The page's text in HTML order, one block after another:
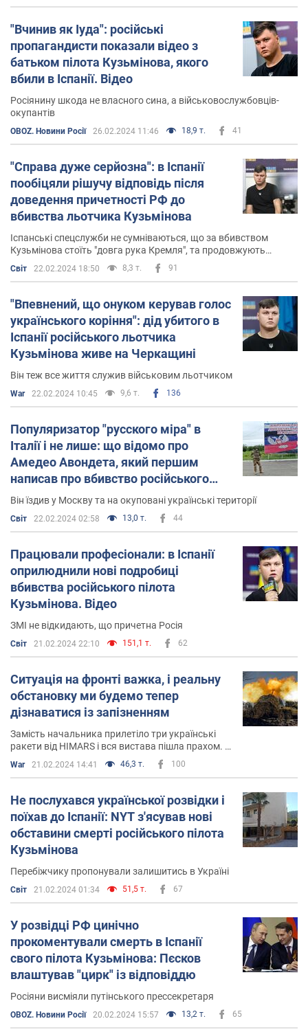
"Вчинив як Іуда": російські
пропагандисти показали відео з
батьком пілота Кузьмінова, якого
вбили в Іспанії. Відео
Росіянину шкода не власного сина, а військовослужбовців-
окупантів
OBOZ. Новини Росії 26.02.2024 11:46 18,9 т. 41
"Справа дуже серйозна": в Іспанії
пообіцяли рішучу відповідь після
доведення причетності РФ до
вбивства льотчика Кузьмінова
Іспанські спецслужби не сумніваються, що за вбивством
Кузьмінова стоїть "довга рука Кремля", та продовжують
шукати докази цього
Світ 22.02.2024 18:50 8,3 т. 91
"Впевнений, що онуком керував голос
українського коріння": дід убитого в
Іспанії російського льотчика
Кузьмінова живе на Черкащині
Він теж все життя служив військовим льотчиком
War 22.02.2024 10:45 9,6 т. 136
Популяризатор "русского міра" в
Італії і не лише: що відомо про
Амедео Авондета, який першим
написав про вбивство російського
пілота Кузьмінова
Він їздив у Москву та на окуповані українські території
Світ 22.02.2024 02:58 13,0 т. 44
Працювали професіонали: в Іспанії
оприлюднили нові подробиці
вбивства російського пілота
Кузьмінова. Відео
ЗМІ не відкидають, що причетна Росія
Світ 21.02.2024 22:10 151,1 т. 62
Ситуація на фронті важка, і реальну
обстановку ми будемо тепер
дізнаватися із запізненням
Замість начальника прилетіло три українські
ракети від HIMARS і вся вистава пішла прахом. В
результаті 65 трупів російських
військовослужбовців, не рахуючи поранених
War 21.02.2024 14:41 46,3 т. 100
Не послухався української розвідки і
поїхав до Іспанії: NYT з'ясував нові
обставини смерті російського пілота
Кузьмінова
Перебіжчику пропонували залишитись в Україні
Світ 21.02.2024 01:34 51,5 т. 67
У розвідці РФ цинічно
прокоментували смерть в Іспанії
свого пілота Кузьмінова: Пєсков
влаштував "цирк" із відповіддю
Росіяни висміяли путінського прессекретаря
OBOZ. Новини Росії 20.02.2024 15:57 13,2 т. 65